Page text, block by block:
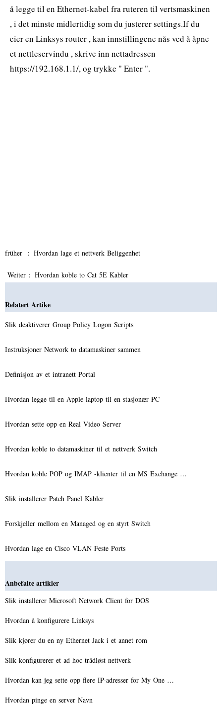
å legge til en Ethernet-kabel fra ruteren til vertsmaskinen
, i det minste midlertidig som du justerer settings.If du
eier en Linksys router , kan innstillingene nås ved å åpne
et nettleservindu , skrive inn nettadressen
https://192.168.1.1/, og trykke " Enter ".
früher ： Hvordan lage et nettverk Beliggenhet
Weiter： Hvordan koble to Cat 5E Kabler
Relatert Artike
Slik deaktiverer Group Policy Logon Scripts
Instruksjoner Network to datamaskiner sammen
Definisjon av et intranett Portal
Hvordan legge til en Apple laptop til en stasjonær PC
Hvordan sette opp en Real Video Server
Hvordan koble to datamaskiner til et nettverk Switch
Hvordan koble POP og IMAP -klienter til en MS Exchange …
Slik installerer Patch Panel Kabler
Forskjeller mellom en Managed og en styrt Switch
Hvordan lage en Cisco VLAN Feste Ports
Anbefalte artikler
Slik installerer Microsoft Network Client for DOS
Hvordan å konfigurere Linksys
Slik kjører du en ny Ethernet Jack i et annet rom
Slik konfigurerer et ad hoc trådløst nettverk
Hvordan kan jeg sette opp flere IP-adresser for My One …
Hvordan pinge en server Navn